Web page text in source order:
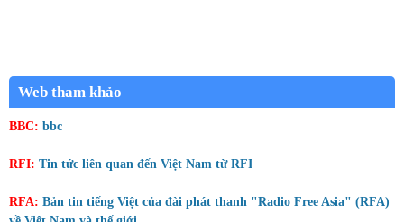
Web tham khảo
BBC: bbc
RFI: Tin tức liên quan đến Việt Nam từ RFI
RFA: Bản tin tiếng Việt của đài phát thanh "Radio Free Asia" (RFA)